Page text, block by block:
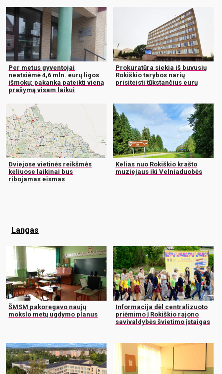
Per metus gyventojai
neatsiėmė 4,6 mln. eurų ligos
išmokų: pakanka pateikti vieną
prašymą visam laikui
Prokuratūra siekia iš buvusių
Rokiškio tarybos narių
prisiteisti tūkstančius eurų
Dviejose vietinės reikšmės
keliuose laikinai bus
ribojamas eismas
Kelias nuo Rokiškio krašto
muziejaus iki Velniaduobės
Langas
ŠMSM pakoregavo naujų
mokslo metų ugdymo planus
Informacija dėl centralizuoto
priėmimo į Rokiškio rajono
savivaldybės švietimo įstaigas